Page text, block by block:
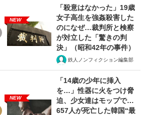
NEW
「殺意はなかった」19歳
女子高生を強姦殺害した
のになぜ…裁判所と検察
が対立した「驚きの判
決」（昭和42年の事件）
鉄人ノンフィクション編集部
NEW
「14歳の少年に挿入
を…」性器に火をつけ脅
迫、少女達はモップで…
657人が死亡した韓国“最